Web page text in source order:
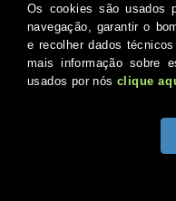
Instagram
Twitter
Canal do
© 2026 Portugal